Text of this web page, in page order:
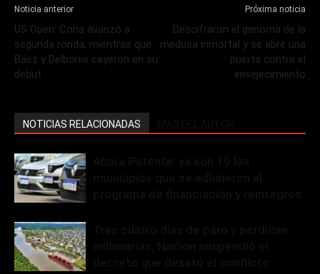
Noticia anterior
US Open: Coria avanzó a
segunda ronda, mientras que
Báez y Delbonis cayeron en su
debut
Próxima noticia
Descifraron el genoma de la
medusa inmortal y se abre una
puerta contra el
envejecimiento
NOTICIAS RELACIONADAS